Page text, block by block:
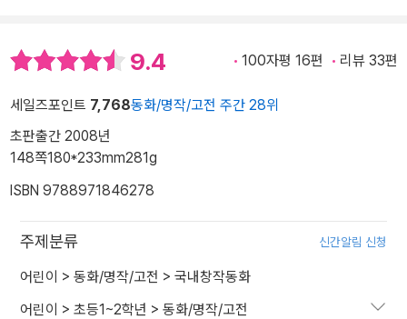
9.4 100자평 16편 리뷰 33편
세일즈포인트 7,768동화/명작/고전 주간 28위
초판출간 2008년
148쪽180*233mm281g
ISBN 9788971846278
주제분류 신간알림 신청
어린이 > 동화/명작/고전 > 국내창작동화
어린이 > 초등1~2학년 > 동화/명작/고전